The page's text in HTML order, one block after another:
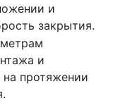
и
закрытия.
и
на протяжении